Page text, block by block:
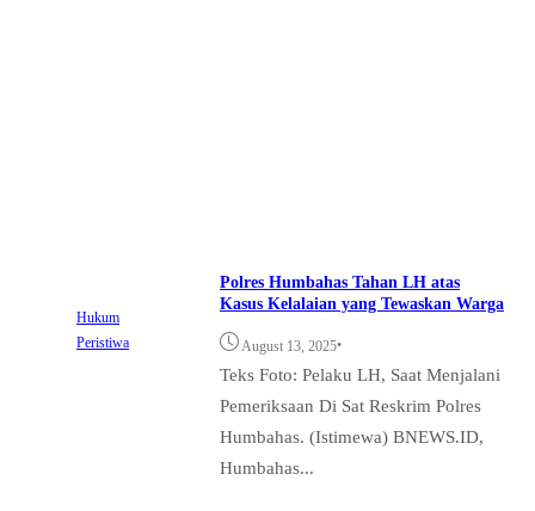
Hukum
Peristiwa
Polres Humbahas Tahan LH atas
Kasus Kelalaian yang Tewaskan Warga
August 13, 2025•
Teks Foto: Pelaku LH, Saat Menjalani
Pemeriksaan Di Sat Reskrim Polres
Humbahas. (Istimewa) BNEWS.ID,
Humbahas...